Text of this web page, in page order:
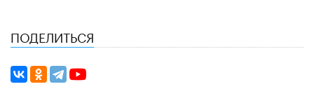
ПОДЕЛИТЬСЯ